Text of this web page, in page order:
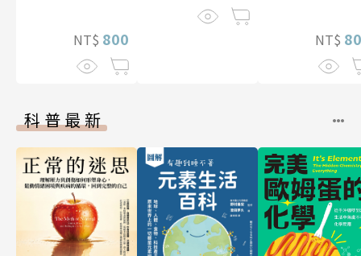
NT$ 800 NT$
科普最新